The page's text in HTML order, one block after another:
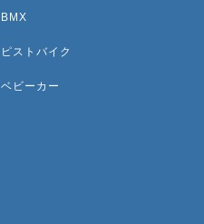
BMX
ピストバイク
ベビーカー